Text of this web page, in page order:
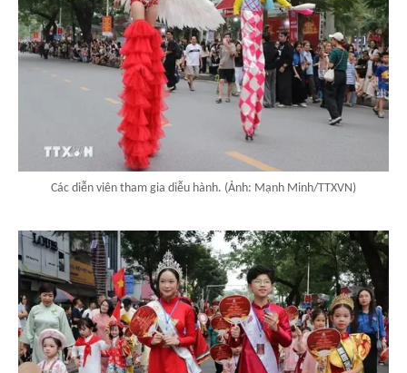
Các diễn viên tham gia diễu hành. (Ảnh: Mạnh Minh/TTXVN)